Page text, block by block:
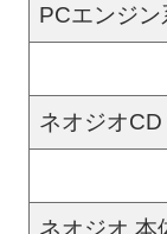
PCエンジン
ネオジオCD
ネオジオ 本